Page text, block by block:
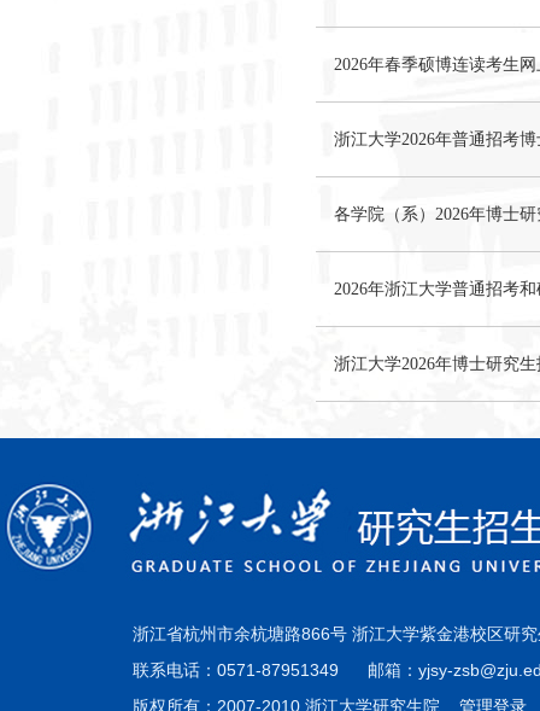
2026年春季硕博连读考生
浙江大学2026年普通招考
各学院（系）2026年博士
2026年浙江大学普通招考
浙江大学2026年博士研究
浙江省杭州市余杭塘路866号 浙江大学紫金港校区研
联系电话：0571-87951349 邮箱：yjsy-
版权所有：2007-2010 浙江大学研究生院 管理登录